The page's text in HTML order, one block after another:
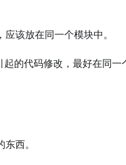
该放在同一个模块中。
起的代码修改，最好在同一
西。